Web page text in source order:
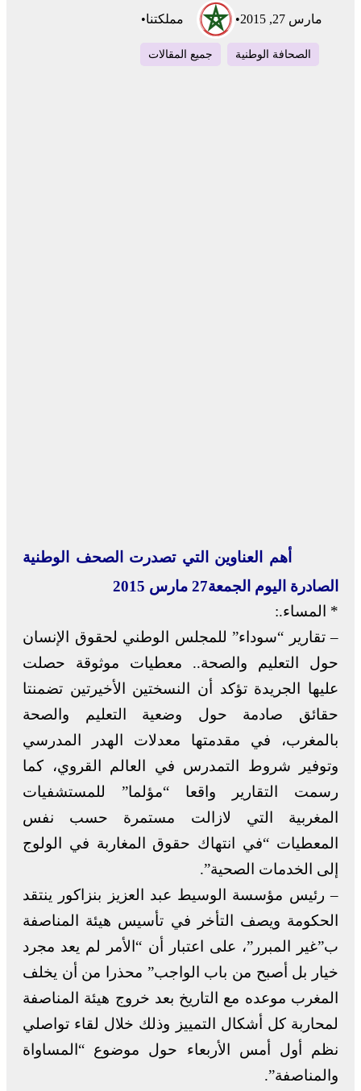
مارس 27, 2015 • مملكتنا•
الصحافة الوطنية جميع المقالات
أهم العناوين التي تصدرت الصحف الوطنية
الصادرة اليوم الجمعة27 مارس 2015
* المساء.:
– تقارير “سوداء” للمجلس الوطني لحقوق الإنسان
حول التعليم والصحة.. معطيات موثوقة حصلت
عليها الجريدة تؤكد أن النسختين الأخيرتين تضمنتا
حقائق صادمة حول وضعية التعليم والصحة
بالمغرب، في مقدمتها معدلات الهدر المدرسي
وتوفير شروط التمدرس في العالم القروي، كما
رسمت التقارير واقعا “مؤلما” للمستشفيات
المغربية التي لازالت مستمرة حسب نفس
المعطيات “في انتهاك حقوق المغاربة في الولوج
إلى الخدمات الصحية”.
– رئيس مؤسسة الوسيط عبد العزيز بنزاكور ينتقد
الحكومة ويصف التأخر في تأسيس هيئة المناصفة
ب”غير المبرر”، على اعتبار أن “الأمر لم يعد مجرد
خيار بل أصبح من باب الواجب” محذرا من أن يخلف
المغرب موعده مع التاريخ بعد خروج هيئة المناصفة
لمحاربة كل أشكال التمييز وذلك خلال لقاء تواصلي
نظم أول أمس الأربعاء حول موضوع “المساواة
والمناصفة”.